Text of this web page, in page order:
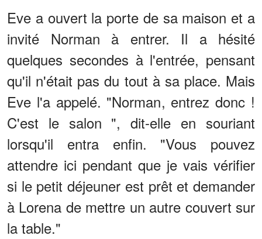
Eve a ouvert la porte de sa maison et a
invité Norman à entrer. Il a hésité
quelques secondes à l'entrée, pensant
qu'il n'était pas du tout à sa place. Mais
Eve l'a appelé. "Norman, entrez donc !
C'est le salon ", dit-elle en souriant
lorsqu'il entra enfin. "Vous pouvez
attendre ici pendant que je vais vérifier
si le petit déjeuner est prêt et demander
à Lorena de mettre un autre couvert sur
la table."